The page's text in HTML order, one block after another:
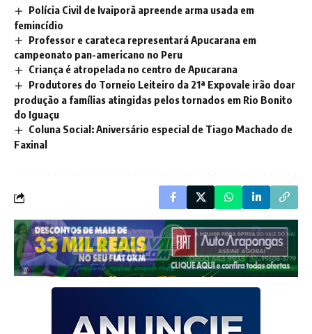
Polícia Civil de Ivaiporã apreende arma usada em
femincídio
Professor e carateca representará Apucarana em
campeonato pan-americano no Peru
Criança é atropelada no centro de Apucarana
Produtores do Torneio Leiteiro da 21ª Expovale irão doar
produção a famílias atingidas pelos tornados em Rio Bonito
do Iguaçu
Coluna Social: Aniversário especial de Tiago Machado de
Faxinal